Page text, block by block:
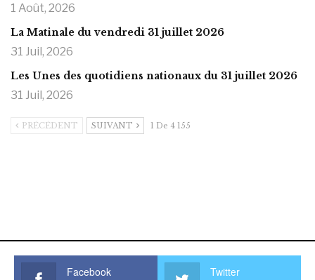
1 Août, 2026
La Matinale du vendredi 31 juillet 2026
31 Juil, 2026
Les Unes des quotidiens nationaux du 31 juillet 2026
31 Juil, 2026
PRÉCÉDENT SUIVANT 1 De 4 155
Facebook Twitter